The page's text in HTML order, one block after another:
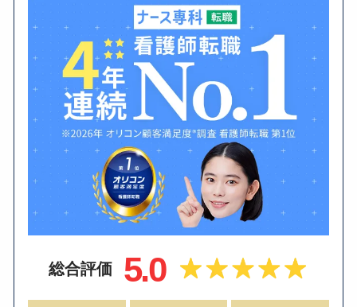
総合評価 5.0